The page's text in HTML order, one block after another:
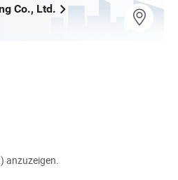
Co., Ltd.
anzuzeigen.